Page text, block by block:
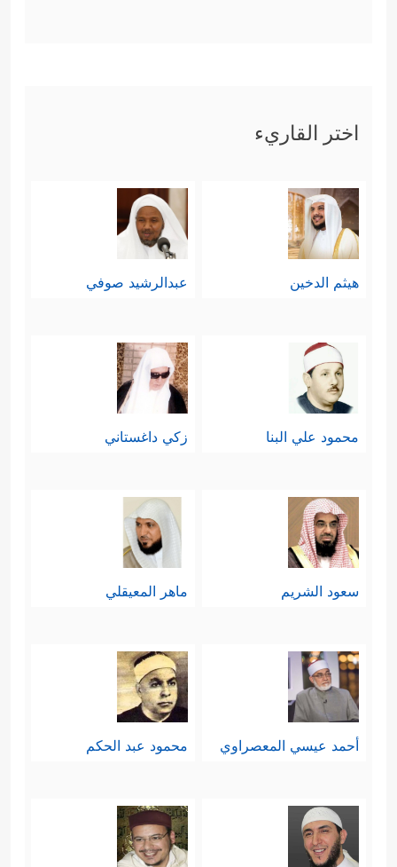
اختر القاريء
هيثم الدخين عبدالرشيد صوفي
محمود علي البنا زكي داغستاني
سعود الشريم ماهر المعيقلي
أحمد عيسي المعصراوي محمود عبد الحكم